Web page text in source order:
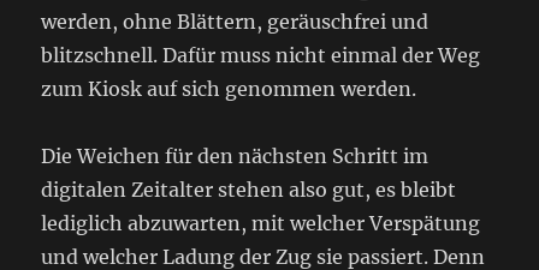
werden, ohne Blättern, geräuschfrei und
blitzschnell. Dafür muss nicht einmal der Weg
zum Kiosk auf sich genommen werden.
Die Weichen für den nächsten Schritt im
digitalen Zeitalter stehen also gut, es bleibt
lediglich abzuwarten, mit welcher Verspätung
und welcher Ladung der Zug sie passiert. Denn